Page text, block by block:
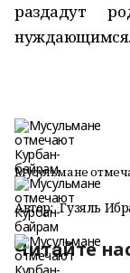
раздадут
нуждающимся.
Мусульмане
Автор: Гузяль
Читайте